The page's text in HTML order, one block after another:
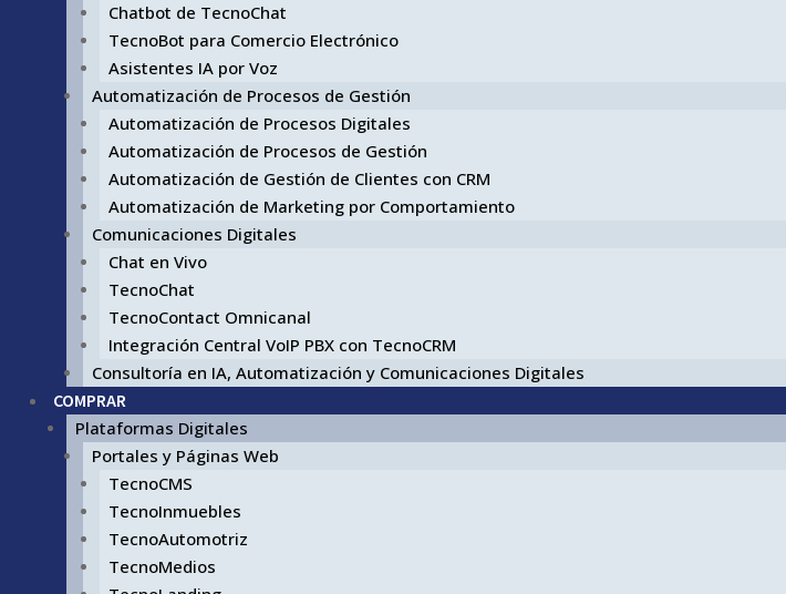
Chatbot de TecnoChat
TecnoBot para Comercio Electrónico
Asistentes IA por Voz
Automatización de Procesos de Gestión
Automatización de Procesos Digitales
Automatización de Procesos de Gestión
Automatización de Gestión de Clientes con CRM
Automatización de Marketing por Comportamiento
Comunicaciones Digitales
Chat en Vivo
TecnoChat
TecnoContact Omnicanal
Integración Central VoIP PBX con TecnoCRM
Consultoría en IA, Automatización y Comunicaciones Digitales
COMPRAR
Plataformas Digitales
Portales y Páginas Web
TecnoCMS
TecnoInmuebles
TecnoAutomotriz
TecnoMedios